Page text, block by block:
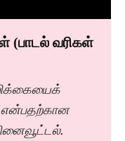
(பாடல் வரிகள்
என்பதற்கான